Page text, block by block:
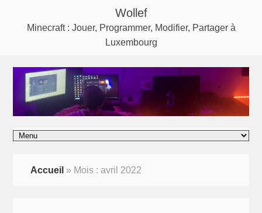
Wollef
Minecraft : Jouer, Programmer, Modifier, Partager à
Luxembourg
Accueil » Mois :avril 2022